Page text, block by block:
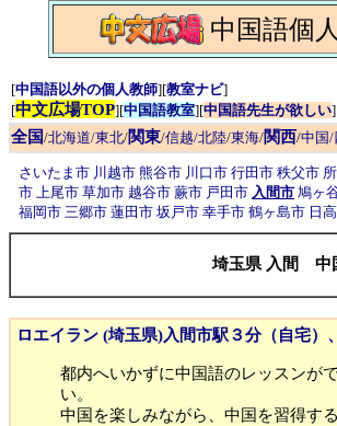
中国語個
[中国語以外の個人教師][教室ナビ]
[中文広場TOP][中国語教室][中国語先生が欲しい]
全国/北海道/東北/関東/信越/北陸/東海/関西/中国/
さいたま市 川越市 熊谷市 川口市 行田市 秩父市
市 上尾市 草加市 越谷市 蕨市 戸田市 入間市 鳩ヶ
福岡市 三郷市 蓮田市 坂戸市 幸手市 鶴ヶ島市 日
埼玉県 入間 中
ロエイラン (埼玉県)入間市駅３分（自宅
都内へいかずに中国語のレッスンが
い。
中国を楽しみながら、中国を習得す